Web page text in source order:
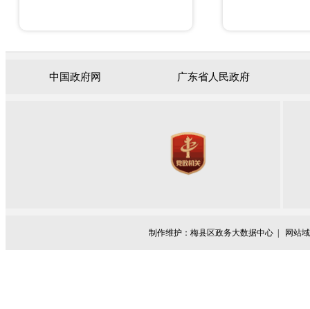
中国政府网 广东省人民政府
制作维护：梅县区政务大数据中心 | 网站